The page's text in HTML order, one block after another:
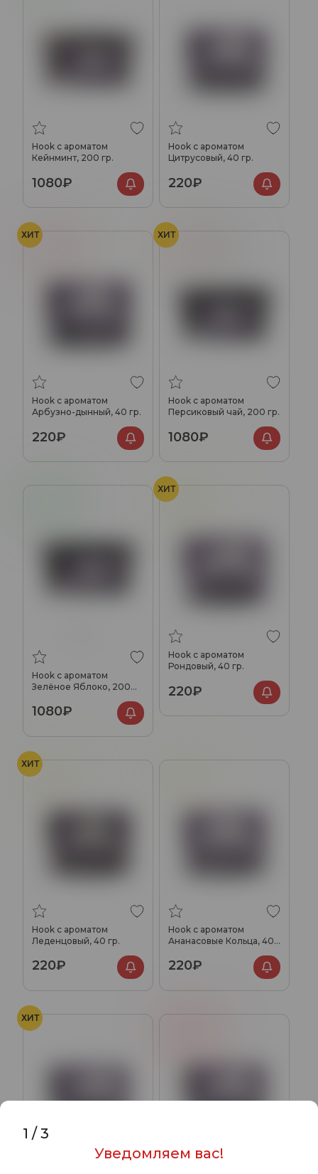
Hook с ароматом
Кейнминт, 200 гр.
1080₽
Hook с ароматом
Цитрусовый, 40 гр.
220₽
ХИТ
Hook с ароматом
Арбузно-дынный, 40 гр.
220₽
ХИТ
Персик
Hook с ароматом
Персиковый чай, 200 гр.
1080₽
Hook с ароматом
Зелёное Яблоко, 200
1080₽
ХИТ
Леденцы
Hook с ароматом
Рондовый, 40 гр.
220₽
ХИТ
Леденцы
Hook с ароматом
Леденцовый, 40 гр.
220₽
Hook с ароматом
Ананасовые Кольца, 40
220₽
ХИТ
1 /3
Уведомляем вас!